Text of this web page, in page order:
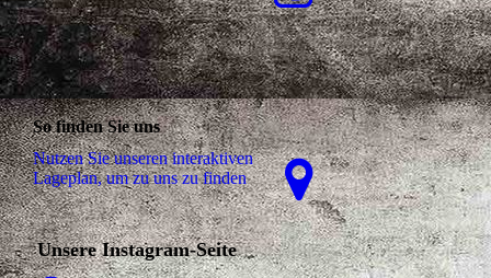
So finden Sie uns
Nutzen Sie unseren interaktiven
La­ge­plan, um zu uns zu finden
Unsere Instagram-Seite